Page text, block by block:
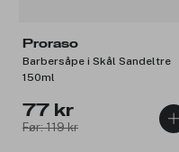
Proraso
Barbersåpe i Skål Sandeltre
150ml
77 kr
Før: 119 kr